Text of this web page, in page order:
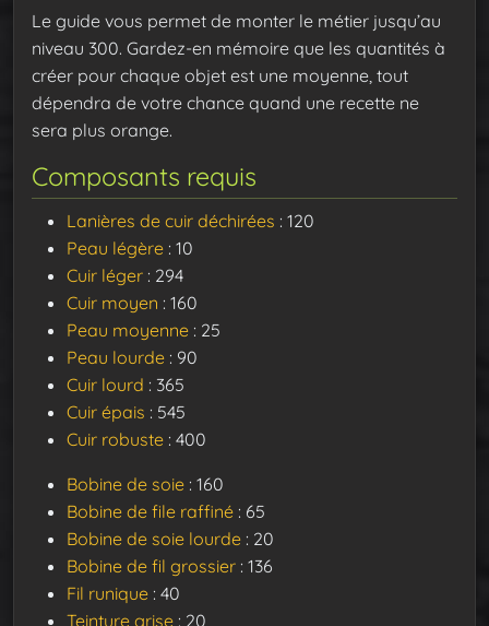
Le guide vous permet de monter le métier jusqu’au
niveau 300. Gardez-en mémoire que les quantités à
créer pour chaque objet est une moyenne, tout
dépendra de votre chance quand une recette ne
sera plus orange.
Composants requis
Lanières de cuir déchirées : 120
Peau légère : 10
Cuir léger : 294
Cuir moyen : 160
Peau moyenne : 25
Peau lourde : 90
Cuir lourd : 365
Cuir épais : 545
Cuir robuste : 400
Bobine de soie : 160
Bobine de file raffiné : 65
Bobine de soie lourde : 20
Bobine de fil grossier : 136
Fil runique : 40
Teinture grise : 20